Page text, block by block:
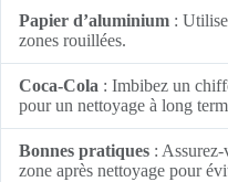
Papier d’aluminium :
zones rouillées.
Coca-Cola : Imbibez un
pour un nettoyage à long
Bonnes pratiques :
zone après nettoyage pour